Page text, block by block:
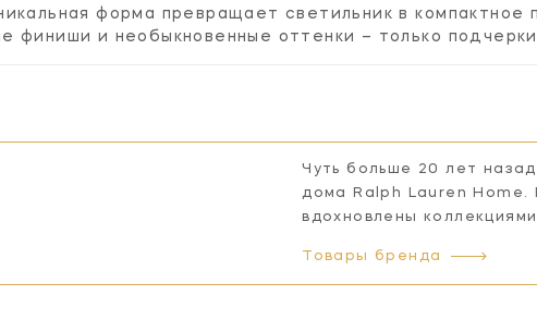
форма превращает светильник в компактное
финиши и необыкновенные оттенки – только
Чуть больше 20 лет
дома Ralph Lauren Home.
вдохновлены
Товары бренда